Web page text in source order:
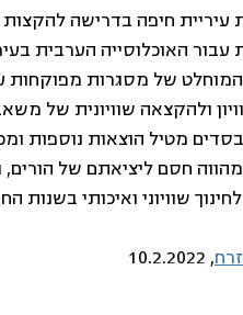
עיריית חיפה בדרישה
עבור האוכלוסייה הערבית
המוחלט של מסגרות מפוקחות
ולהקצאה שוויונית של
מטיל הוצאות נוספות
חסם ליציאתם של
שוויוני ואיכותי בשנות
, 10.2.2022